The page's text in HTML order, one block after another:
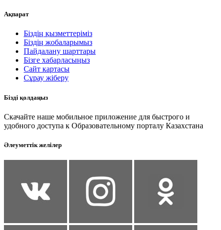
Ақпарат
Біздің қызметтеріміз
Біздің жобаларымыз
Пайдалану шарттары
Бізге хабарласыңыз
Сайт картасы
Сұрау жіберу
Бізді қолдаңыз
Скачайте наше мобильное приложение для быстрого и
удобного доступа к Образовательному порталу Казахстана
Әлеуметтік желілер